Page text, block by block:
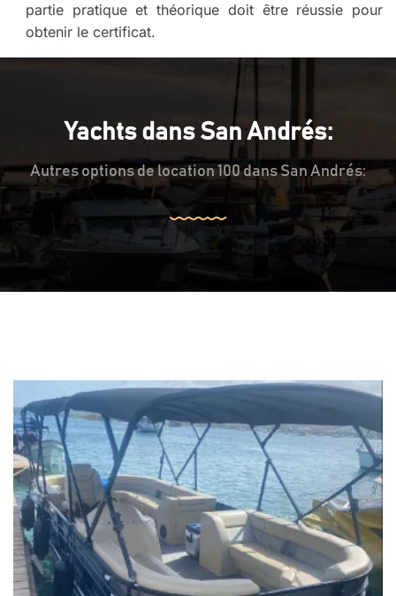
partie pratique et théorique doit être réussie pour
obtenir le certificat.
Yachts dans San Andrés:
Autres options de location 100 dans San Andrés: